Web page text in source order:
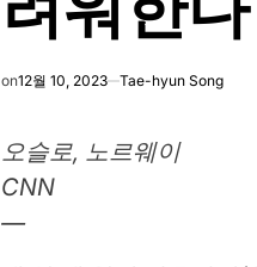
on12월 10, 2023 Tae-hyun Song
오슬로, 노르웨이
CNN
—